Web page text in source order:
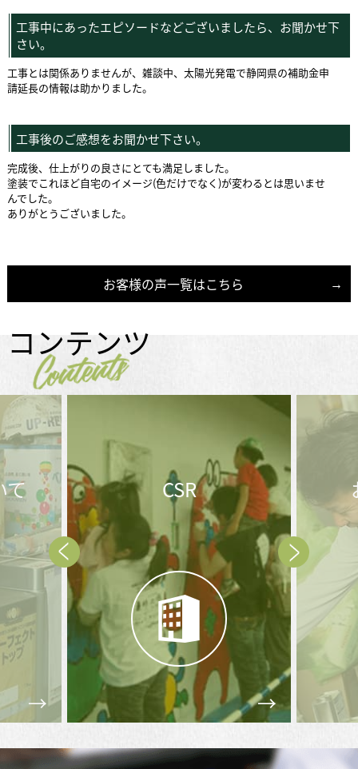
工事中にあったエピソードなどございましたら、お聞かせ下
さい。
工事とは関係ありませんが、雑談中、太陽光発電で静岡県の補助金申
請延長の情報は助かりました。
工事後のご感想をお聞かせ下さい。
完成後、仕上がりの良さにとても満足しました。
塗装でこれほど自宅のイメージ(色だけでなく)が変わるとは思いませ
んでした。
ありがとうございました。
お客様の声一覧はこちら
コンテンツ
Contents
て CSR
Prev Next